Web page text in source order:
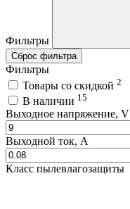
Фильтры
Сброс фильтра
Фильтры
Товары со скидкой 2
В наличии 15
Выходное напряжение, V
Выходной ток, A
Класс пылевлагозащиты